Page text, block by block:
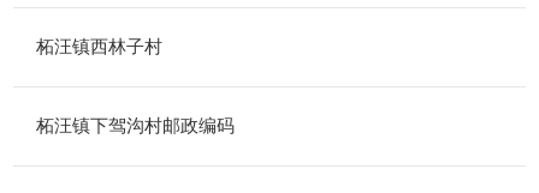
柘汪镇西林子村
柘汪镇下驾沟村邮政编码